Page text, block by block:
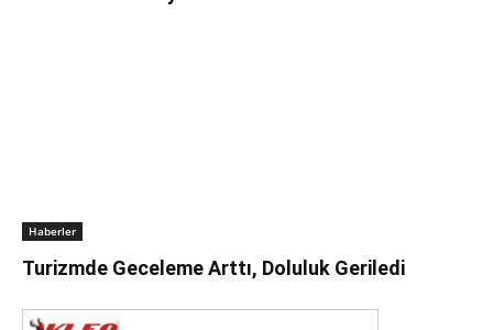
Haberler
Turizmde Geceleme Arttı, Doluluk Geriledi